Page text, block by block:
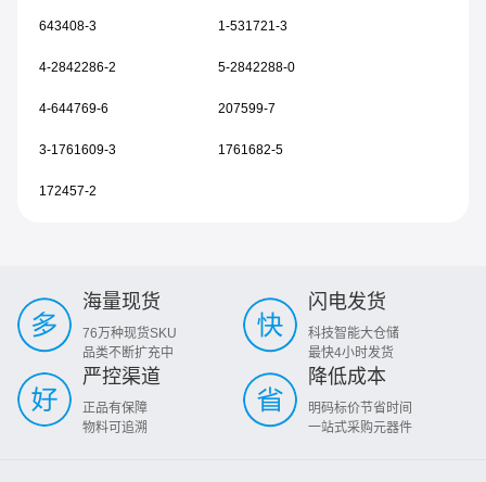
643408-3 1-531721-3
4-2842286-2 5-2842288-0
4-644769-6 207599-7
3-1761609-3 1761682-5
172457-2
海量现货
76万种现货SKU
品类不断扩充中
闪电发货
科技智能大仓储
最快4小时发货
严控渠道
正品有保障
物料可追溯
降低成本
明码标价节省时间
一站式采购元器件